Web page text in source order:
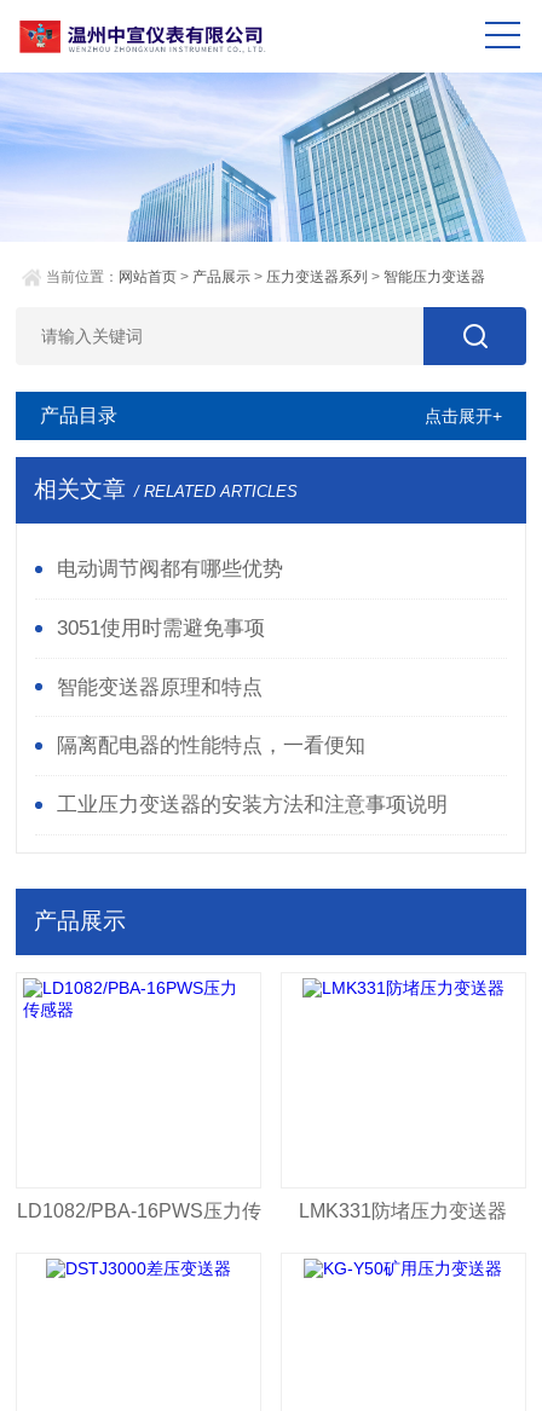
当前位置： 网站首页 > 产品展示 > 压力变送器系列 >智能压力变送器
产品目录 点击展开+
相关文章 / RELATED ARTICLES
电动调节阀都有哪些优势
3051使用时需避免事项
智能变送器原理和特点
隔离配电器的性能特点，一看便知
工业压力变送器的安装方法和注意事项说明
产品展示
LD1082/PBA-16PWS压力传
感器
LMK331防堵压力变送器